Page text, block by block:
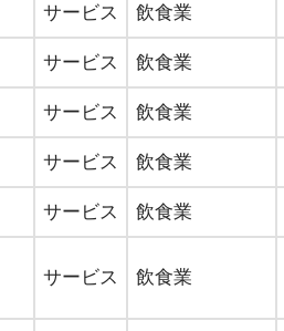
サービス 飲食業
サービス 飲食業
サービス 飲食業
サービス 飲食業
サービス 飲食業
サービス 飲食業